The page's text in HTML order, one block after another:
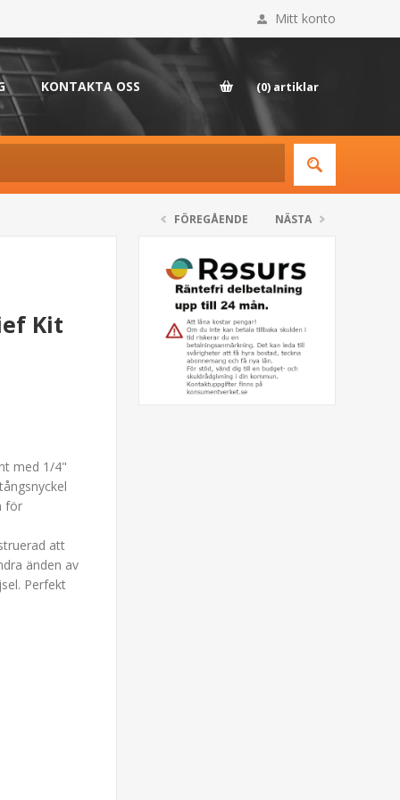
Mitt konto
KONTAKTA OSS (0) artiklar
FÖREGÅENDE NÄSTA
Kit
med 1/4"
för
att
änden av
Perfekt